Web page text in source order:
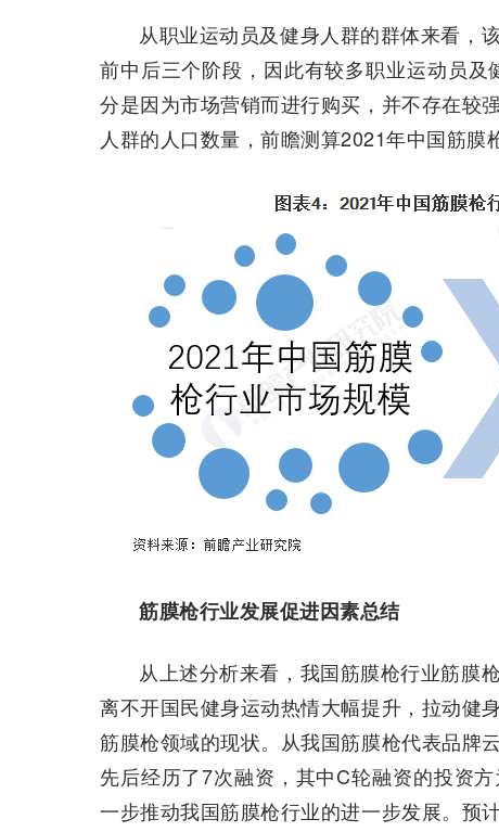
从职业运动员及健身人群的群体来看，
前中后三个阶段，因此有较多职业运动员
分是因为市场营销而进行购买，并不存在较
人群的人口数量，前瞻测算2021年中国筋膜
筋膜枪行业发展促进因素总结
从上述分析来看，我国筋膜枪行业筋膜
离不开国民健身运动热情大幅提升，拉动健
筋膜枪领域的现状。从我国筋膜枪代表品牌
先后经历了7次融资，其中C轮融资的投资
一步推动我国筋膜枪行业的进一步发展。预